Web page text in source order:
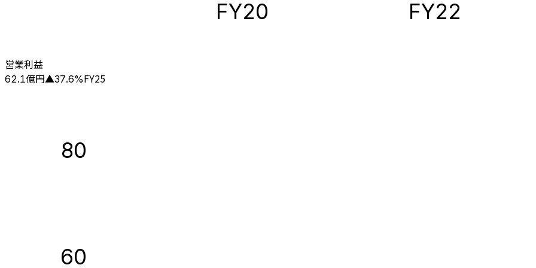
FY20 FY22
営業利益
62.1億円▲37.6%FY25
60
80